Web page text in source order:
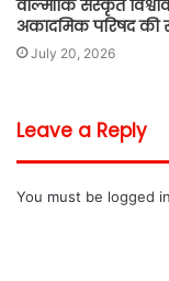
वाल्मीकि संस्कृत
अकादमिक परिषद की
July 20, 2026
Leave a Reply
You must be logged in